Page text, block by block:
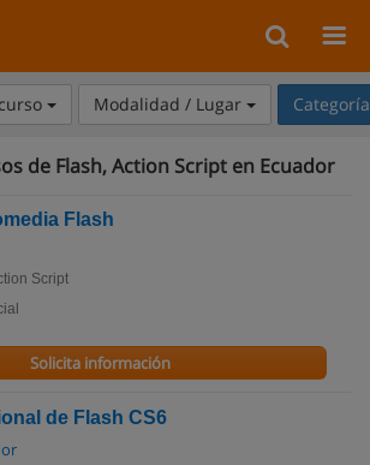
Modalidad / Lugar
de Flash, Action Script en Ecuador
Flash
Script
Solicita información
de Flash CS6